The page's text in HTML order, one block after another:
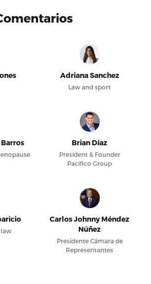
Adriana Sanchez
Law and sport
Barros Brian Díaz
President & Founder
Pacifico Group
law
Carlos Johnny Méndez
Núñez
Presidente Cámara de
Representantes